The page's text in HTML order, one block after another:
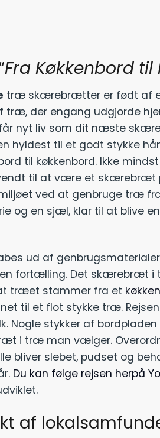
Fra Køkkenbord til
træ skærebrætter er født af
træ, der engang udgjorde
nyt liv som dit næste
hyldest til et godt stykke
til køkkenbord. Ikke
til at være et skærebræt
ved at genbruge træ
og en sjæl, klar til at blive
ud af
fortælling. Det skærebræt
træet stammer fra et
til et flot stykke træ.
Nogle stykker af bordpladen
i træ man vælger.
bliver slebet, pudset og
Du kan følge rejsen herpå
af